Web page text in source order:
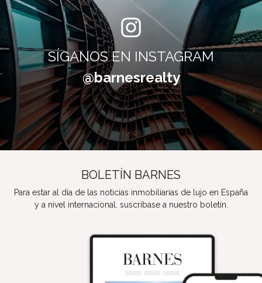
SÍGANOS EN INSTAGRAM
@barnesrealty
BOLETÍN BARNES
Para estar al día de las noticias inmobiliarias de lujo en España
y a nivel internacional, suscríbase a nuestro boletín.